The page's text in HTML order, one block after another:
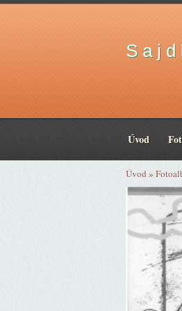
S a j d
Úvod
Úvod »